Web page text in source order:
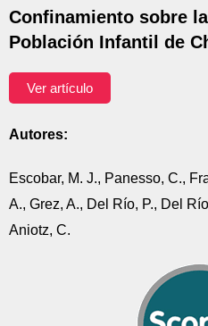
Confinamiento sobre
Población Infantil de
Ver artículo
Autores:
Escobar, M. J., Panesso, C.,
A., Grez, A., Del Río, P., Del
Aniotz, C.